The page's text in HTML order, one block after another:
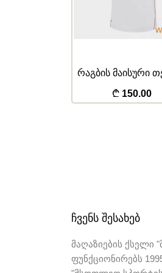
რაგბის მაისური
150.00
ᲩᲕᲔᲜᲡ ᲨᲔᲡᲐᲮᲔᲑ
მაღაზიების
ფუნქციონირებს